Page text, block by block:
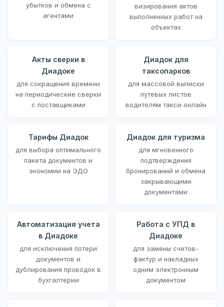
убытков и обмена с
агентами
визирования актов
выполненных работ на
объектах
Акты сверки в
Диадоке
для сокращения времени
на периодические сверки
с поставщиками
Диадок для
таксопарков
для массовой выписки
путевых листов
водителям такси онлайн
Тарифы Диадок
для выбора оптимального
пакета документов и
экономии на ЭДО
Диадок для туризма
для мгновенного
подтверждения
бронирований и обмена
закрывающими
документами
Автоматизация учета
в Диадоке
для исключения потери
документов и
дублирования проводок в
бухгалтерии
Работа с УПД в
Диадоке
для замены счетов-
фактур и накладных
одним электронным
документом